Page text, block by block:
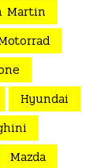
Martin
Hyundai
Mazda